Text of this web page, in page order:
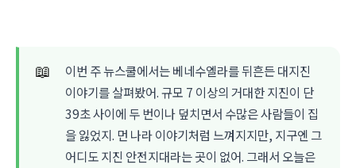
📖
이번 주 뉴스쿨에서는 베네수엘라를 뒤흔든 대지진
이야기를 살펴봤어. 규모 7 이상의 거대한 지진이 단
39초 사이에 두 번이나 덮치면서 수많은 사람들이 집
을 잃었지. 먼 나라 이야기처럼 느껴지지만, 지구엔 그
어디도 지진 안전지대라는 곳이 없어. 그래서 오늘은